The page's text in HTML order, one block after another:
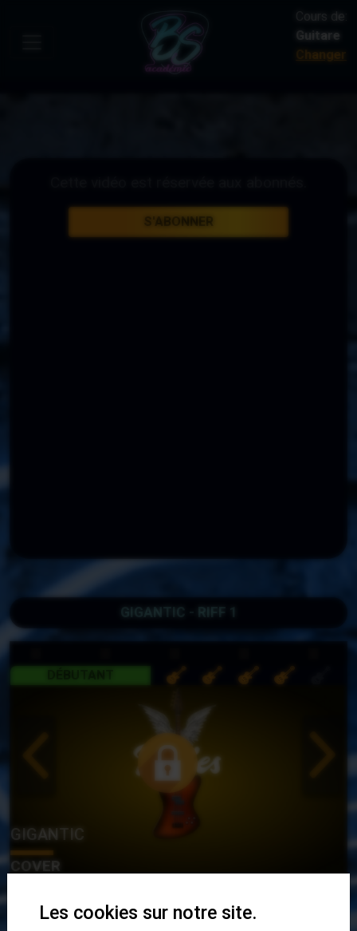
Cours de:
Guitare
Changer
S'ABONNER
GIGANTIC - RIFF 1
GIGANTIC
COVER
Les cookies sur notre site.